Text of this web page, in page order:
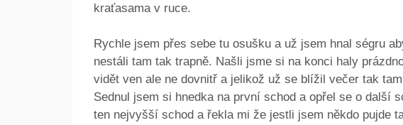
kraťasama v ruce.
Rychle jsem přes sebe tu osušku a už jsem hnal ségru
nestáli tam tak trapně. Našli jsme si na konci haly
vidět ven ale ne dovnitř a jelikož už se blížil večer tak
Sednul jsem si hnedka na první schod a opřel se o další
ten nejvyšší schod a řekla mi že jestli jsem někdo pujde